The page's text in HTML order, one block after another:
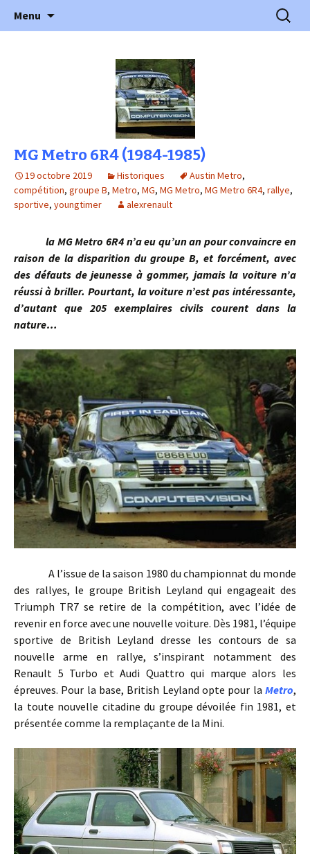
l'Automobile Ancienne
l'automobile ancienne : articles, historiques
…
Menu
MG Metro 6R4 (1984-1985)
19 octobre 2019 Historiques Austin Metro,
compétition, groupe B, Metro, MG, MG Metro, MG Metro 6R4, rallye,
sportive, youngtimer alexrenault
la MG Metro 6R4 n’a eu qu’un an pour convaincre en
raison de la disparition du groupe B, et forcément, avec
des défauts de jeunesse à gommer, jamais la voiture n’a
réussi à briller. Pourtant, la voiture n’est pas intéressante,
d’autant que 205 exemplaires civils courent dans la
nature…
A l’issue de la saison 1980 du championnat du monde
des rallyes, le groupe British Leyland qui engageait des
Triumph TR7 se retire de la compétition, avec l’idée de
revenir en force avec une nouvelle voiture. Dès 1981, l’équipe
sportive de British Leyland dresse les contours de sa
nouvelle arme en rallye, s’inspirant notamment des
Renault 5 Turbo et Audi Quattro qui marque alors les
épreuves. Pour la base, British Leyland opte pour la Metro,
la toute nouvelle citadine du groupe dévoilée fin 1981, et
présentée comme la remplaçante de la Mini.